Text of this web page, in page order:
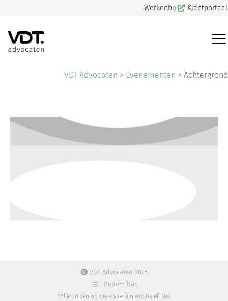
Werkenbij Klantportaal
VDT Advocaten > Evenementen > Achtergrond
VDT Advocaten 2025
Bottom bar
*Alle prijzen op deze site zijn exclusief btw.